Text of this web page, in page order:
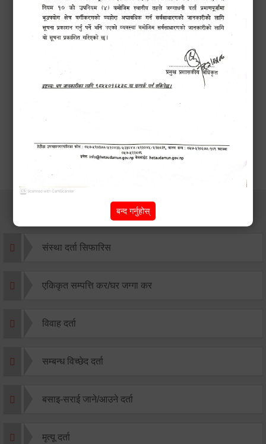
कर सेवा सम्बन्धी
सूचना
सम्पन्न!
कार्यक्रम
संस्था दर्ता सिफारिस
एकिकृत सम्पत्ति कर/घर जग्गा कर
विवाह दर्ता
सम्बन्ध विच्छेद दर्ता
बसाइ-सराई जाने/आउने दर्ता
मृत्यू दर्ता
बन्द गर्नुहोस्